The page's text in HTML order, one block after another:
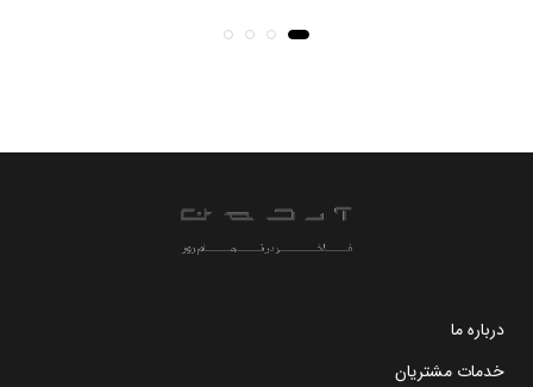
درباره ما
خدمات مشتریان